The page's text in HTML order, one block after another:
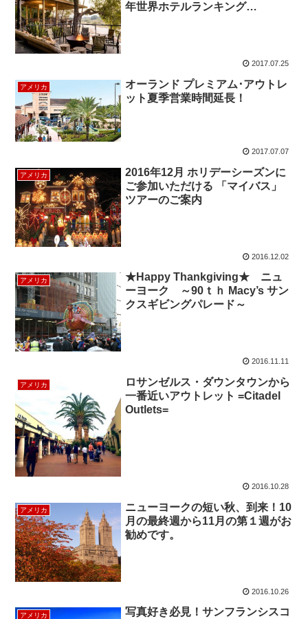
年世界ホテルランキング
2017.07.25
アメリカ
オーランド プレミアム･アウトレ
ット夏季営業時間延長！
2017.07.07
アメリカ
2016年12月 ホリデーシーズンに
ご参加いただける 「マイバス」
ツアーのご案内
2016.12.02
アメリカ
★Happy Thankgiving★ ニュ
ーヨーク ～90ｔｈ Macy’s サン
クスギビングパレード～
2016.11.11
アメリカ
ロサンゼルス・ダウンタウンから
一番近いアウトレット =Citadel
Outlets=
2016.10.28
アメリカ
ニューヨークの短い秋、到来！10
月の最終週から11月の第１週がお
勧めです。
2016.10.26
アメリカ 写真好き必見！サンフランシスコ